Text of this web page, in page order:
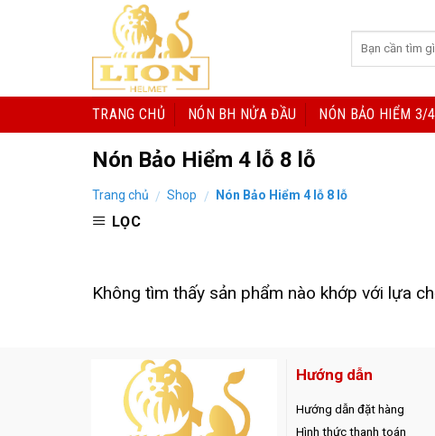
TRANG CHỦ NÓN BH NỬA ĐẦU NÓN BẢO HIỂM 3/4
Nón Bảo Hiểm 4 lỗ 8 lỗ
Trang chủ / Shop / Nón Bảo Hiểm 4 lỗ 8 lỗ
LỌC
Không tìm thấy sản phẩm nào khớp với lựa
Hướng dẫn
Hướng dẫn đặt hàng
Hình thức thanh toán